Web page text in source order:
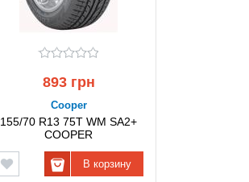
893 грн
Cooper
155/70 R13 75T WM SA2+
COOPER
В корзину